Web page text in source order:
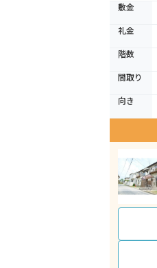
敷金
礼金
階数
間取り
向き